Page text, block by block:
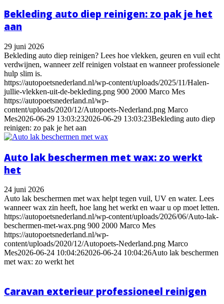
Bekleding auto diep reinigen: zo pak je het
aan
29 juni 2026
Bekleding auto diep reinigen? Lees hoe vlekken, geuren en vuil echt
verdwijnen, wanneer zelf reinigen volstaat en wanneer professionele
hulp slim is.
https://autopoetsnederland.nl/wp-content/uploads/2025/11/Halen-
jullie-vlekken-uit-de-bekleding.png 900 2000 Marco Mes
https://autopoetsnederland.nl/wp-
content/uploads/2020/12/Autopoets-Nederland.png Marco
Mes2026-06-29 13:03:232026-06-29 13:03:23Bekleding auto diep
reinigen: zo pak je het aan
Auto lak beschermen met wax: zo werkt
het
24 juni 2026
Auto lak beschermen met wax helpt tegen vuil, UV en water. Lees
wanneer wax zin heeft, hoe lang het werkt en waar u op moet letten.
https://autopoetsnederland.nl/wp-content/uploads/2026/06/Auto-lak-
beschermen-met-wax.png 900 2000 Marco Mes
https://autopoetsnederland.nl/wp-
content/uploads/2020/12/Autopoets-Nederland.png Marco
Mes2026-06-24 10:04:262026-06-24 10:04:26Auto lak beschermen
met wax: zo werkt het
Caravan exterieur professioneel reinigen